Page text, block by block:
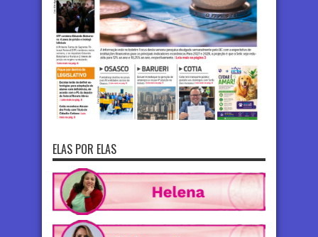
ELAS POR ELAS